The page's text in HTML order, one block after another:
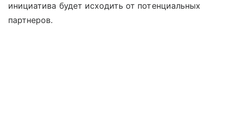
инициатива будет исходить от потенциальных
партнеров.